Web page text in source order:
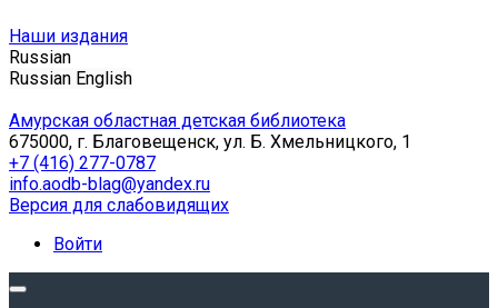
Наши издания
Russian
Russian English
Амурская областная детская библиотека
675000, г. Благовещенск, ул. Б. Хмельницкого, 1
+7 (416) 277-0787
info.aodb-blag@yandex.ru
Версия для слабовидящих
Войти